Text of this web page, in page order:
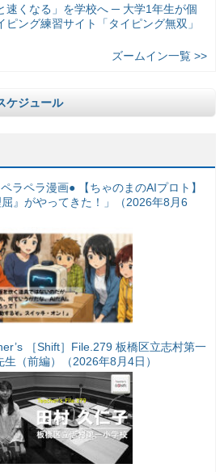
速くなる」を学校へ ─ 大学1年生が個
ピング練習サイト「タイピング無双」
ズームイン一覧 >>
ケジュール
ラペラ漫画● 【ちゃのまのAIプロト】
』がやってきた！」（2026年8月6
［Shift］File.279 板橋区立志村第一
（前編）（2026年8月4日）